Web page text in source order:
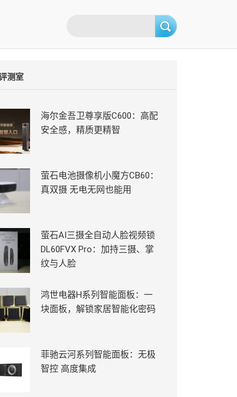
测室
海尔金吾卫尊享版C600：高配
安全感，精质更精智
萤石电池摄像机小魔方CB60：
真双摄 无电无网也能用
萤石AI三摄全自动人脸视频锁
DL60FVX Pro：加持三摄、掌
纹与人脸
鸿世电器H系列智能面板：一
块面板，解锁家居智能化密码
菲驰云河系列智能面板：无极
智控 高度集成